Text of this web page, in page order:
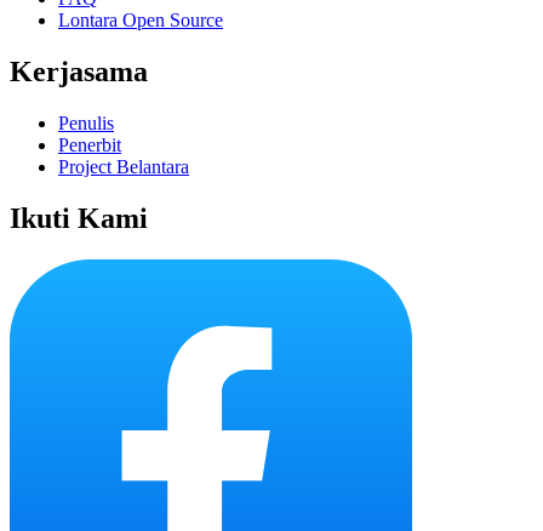
Lontara Open Source
Kerjasama
Penulis
Penerbit
Project Belantara
Ikuti Kami